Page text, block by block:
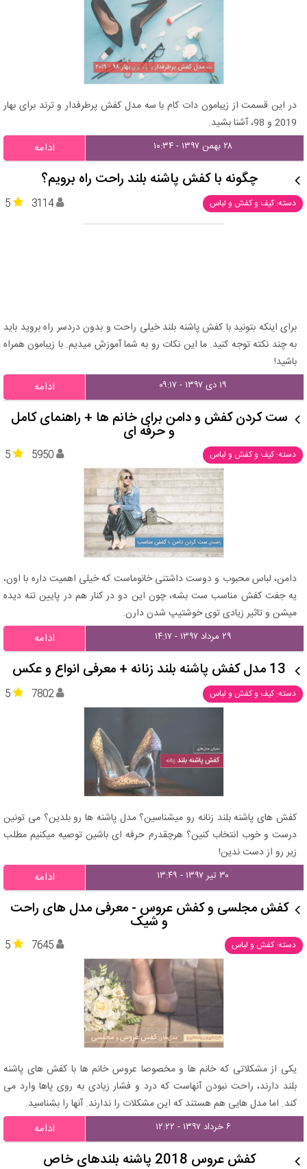
در این قسمت از زیبامون دات کام با سه مدل کفش پرطرفدار و ترند برای بهار
2019 و 98، آشنا بشید.
۲۸ بهمن ۱۳۹۷ - ۱۰:۳۴ ادامه
چگونه با کفش پاشنه بلند راحت راه برویم؟
دسته: کیف و کفش و لباس 5 3114
برای اینکه بتونید با کفش پاشنه بلند خیلی راحت و بدون دردسر راه بروید باید
به چند نکته توجه کنید. ما این نکات رو به شما آموزش میدیم. با زیبامون همراه
باشید!
۱۹ دی ۱۳۹۷ - ۰۹:۱۷ ادامه
ست کردن کفش و دامن برای خانم ها + راهنمای کامل
و حرفه ای
دسته: کیف و کفش و لباس 5 5950
دامن، لباس محبوب و دوست داشتنی خانوماست که خیلی اهمیت داره با اون،
یه جفت کفش مناسب ست بشه، چون این دو در کنار هم در پایین تنه دیده
میشن و تاثیر زیادی توی خوشتیپ شدن دارن.
۲۹ مرداد ۱۳۹۷ - ۱۴:۱۷ ادامه
13 مدل کفش پاشنه بلند زنانه + معرفی انواع و عکس
دسته: کیف و کفش و لباس 5 7802
کفش های پاشنه بلند زنانه رو میشناسین؟ مدل پاشنه ها رو بلدین؟ می تونین
درست و خوب انتخاب کنین؟ هرچقدرم حرفه ای باشین توصیه میکنیم مطلب
زیر رو از دست ندین!
۳۰ تیر ۱۳۹۷ - ۱۳:۴۹ ادامه
کفش مجلسی و کفش عروس - معرفی مدل های راحت
و شیک
دسته: کفش و لباس 5 7645
یکی از مشکلاتی که خانم ها و مخصوصا عروس خانم ها با کفش های پاشنه
بلند دارند، راحت نبودن آنهاست که درد و فشار زیادی به روی پاها وارد می
کند. اما مدل هایی هم هستند که این مشکلات را ندارند. آنها را بشناسید.
۶ خرداد ۱۳۹۷ - ۱۲:۲۲ ادامه
کفش عروس 2018 پاشنه بلندهای خاص